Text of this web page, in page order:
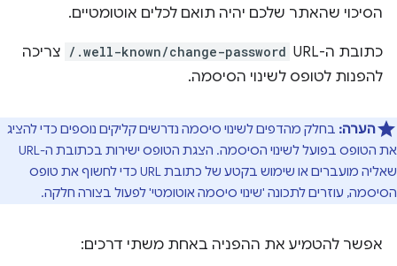
הסיכוי שהאתר שלכם יהיה תואם לכלים אוטומטיים.
כתובת ה-URL‏ /.well-known/change-password צריכה
להפנות לטופס לשינוי הסיסמה.
הערה: בחלק מהדפים לשינוי סיסמה נדרשים קליקים נוספים כדי להציג
את הטופס בפועל לשינוי הסיסמה. הצגת הטופס ישירות בכתובת ה-URL
שאליה מועברים או שימוש בקטע של כתובת URL כדי לחשוף את טופס
הסיסמה, עוזרים לתכונה 'שינוי סיסמה אוטומטי' לפעול בצורה חלקה.
אפשר להטמיע את ההפניה באחת משתי דרכים: